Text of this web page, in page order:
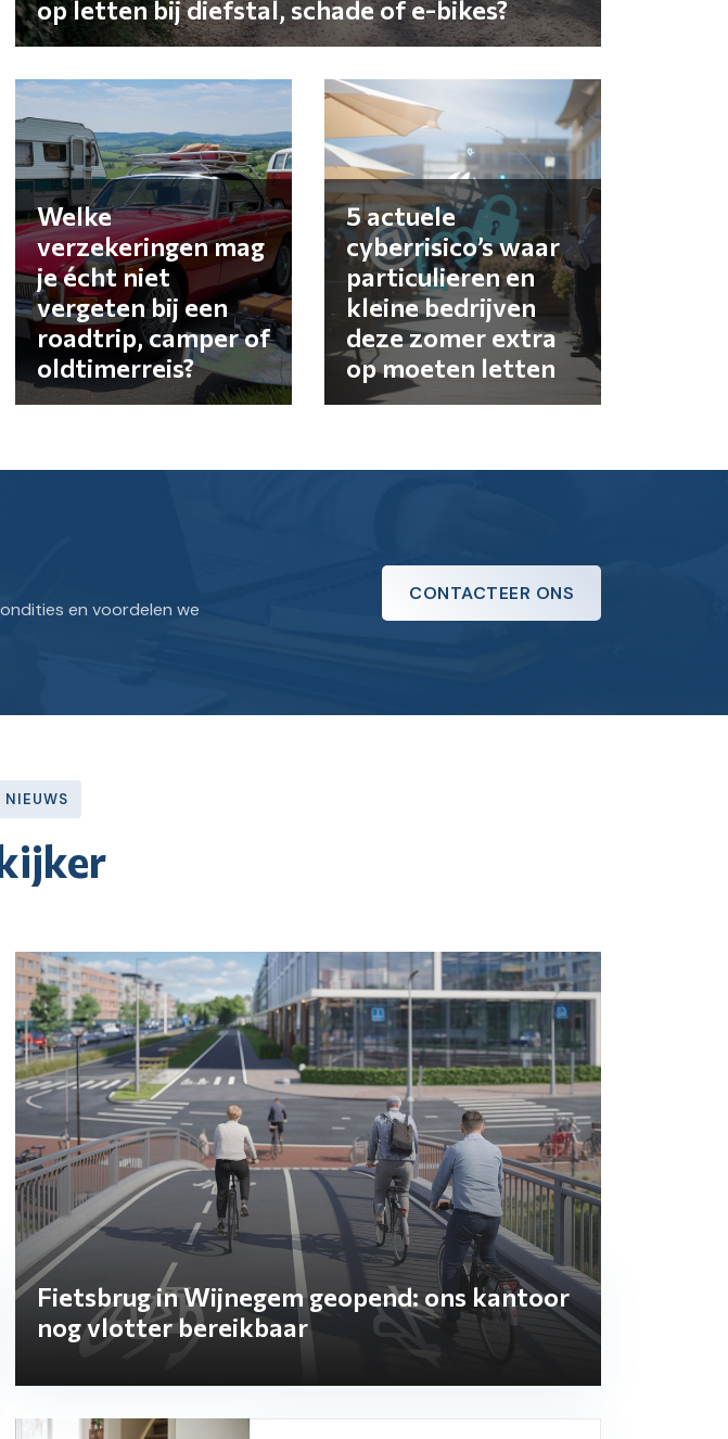
op letten bij diefstal, schade of e-bikes?
Welke
verzekeringen mag
je écht niet
vergeten bij een
roadtrip, camper of
oldtimerreis?
5 actuele
cyberrisico’s waar
particulieren en
kleine bedrijven
deze zomer extra
op moeten letten
en voordelen we
CONTACTEER ONS
NIEUWS
Fietsbrug in Wijnegem geopend: ons kantoor
nog vlotter bereikbaar